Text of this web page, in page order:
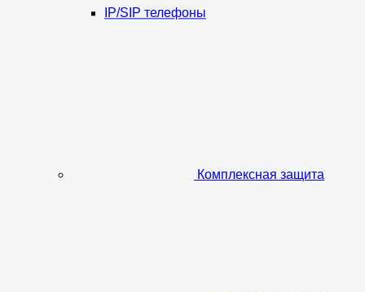
IP/SIP телефоны
Комплексная защита